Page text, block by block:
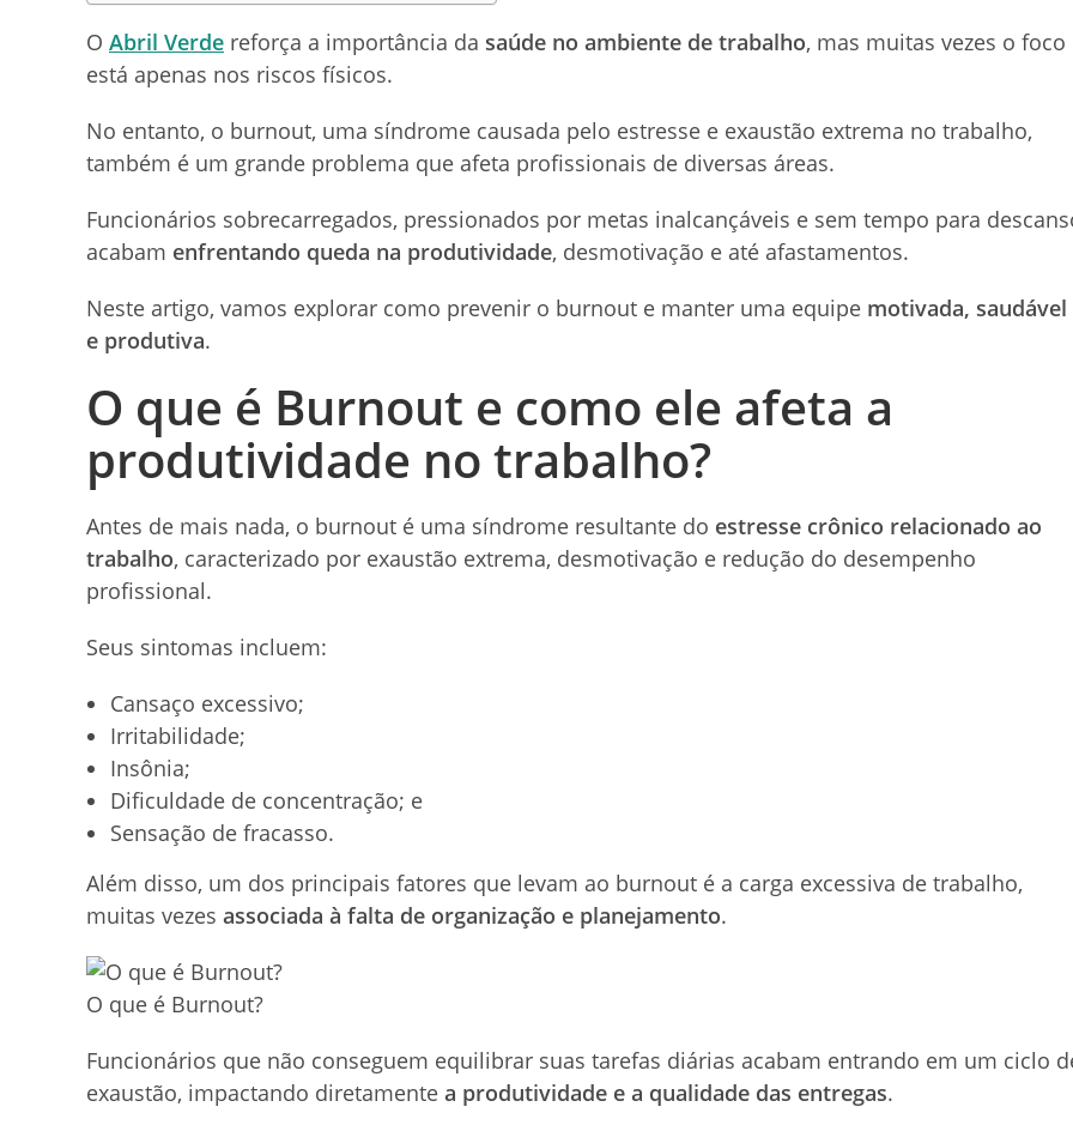
O Abril Verde reforça a importância da saúde no ambiente de trabalho, mas muitas vezes o foco
está apenas nos riscos físicos.
No entanto, o burnout, uma síndrome causada pelo estresse e exaustão extrema no trabalho,
também é um grande problema que afeta profissionais de diversas áreas.
Funcionários sobrecarregados, pressionados por metas inalcançáveis e sem tempo para
acabam enfrentando queda na produtividade, desmotivação e até afastamentos.
Neste artigo, vamos explorar como prevenir o burnout e manter uma equipe motivada, saudável
e produtiva.
O que é Burnout e como ele afeta a
produtividade no trabalho?
Antes de mais nada, o burnout é uma síndrome resultante do estresse crônico relacionado ao
trabalho, caracterizado por exaustão extrema, desmotivação e redução do desempenho
profissional.
Seus sintomas incluem:
Cansaço excessivo;
Irritabilidade;
Insônia;
Dificuldade de concentração; e
Sensação de fracasso.
Além disso, um dos principais fatores que levam ao burnout é a carga excessiva de trabalho,
muitas vezes associada à falta de organização e planejamento.
O que é Burnout?
Funcionários que não conseguem equilibrar suas tarefas diárias acabam entrando em um ciclo
exaustão, impactando diretamente a produtividade e a qualidade das entregas.